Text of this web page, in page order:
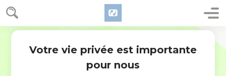
Votre vie privée est importante
pour nous